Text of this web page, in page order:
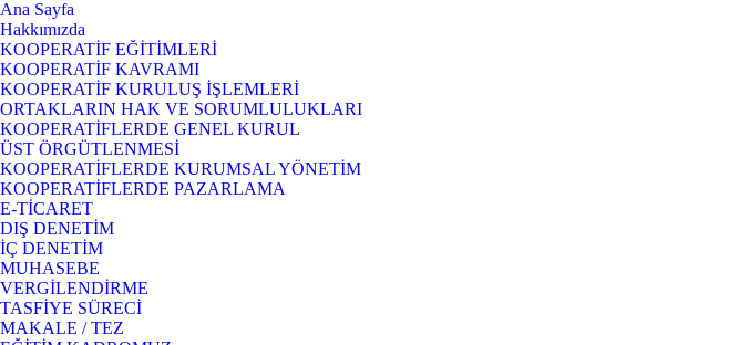
Ana Sayfa
Hakkımızda
KOOPERATİF EĞİTİMLERİ
KOOPERATİF KAVRAMI
KOOPERATİF KURULUŞ İŞLEMLERİ
ORTAKLARIN HAK VE SORUMLULUKLARI
KOOPERATİFLERDE GENEL KURUL
ÜST ÖRGÜTLENMESİ
KOOPERATİFLERDE KURUMSAL YÖNETİM
KOOPERATİFLERDE PAZARLAMA
E-TİCARET
DIŞ DENETİM
İÇ DENETİM
MUHASEBE
VERGİLENDİRME
TASFİYE SÜRECİ
MAKALE / TEZ